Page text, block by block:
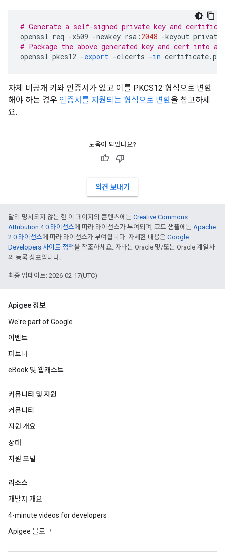
# Generate a self-signed private key and
openssl req -x509 -newkey rsa : 2048 -keyout private
# Package the above generated key and cert into a
openssl pkcs12 -export -clcerts -in certificate.pem
자체 비공개 키와 인증서가 있고 이를 PKCS12 형식으로 변환
해야 하는 경우 인증서를 지원되는 형식으로 변환을 참고하세
요.
도움이 되었나요?
의견 보내기
달리 명시되지 않는 한 이 페이지의 콘텐츠에는 Creative Commons
Attribution 4.0 라이선스에 따라 라이선스가 부여되며, 코드 샘플에는 Apache
2.0 라이선스에 따라 라이선스가 부여됩니다. 자세한 내용은 Google
Developers 사이트 정책을 참조하세요. 자바는 Oracle 및/또는 Oracle 계열사
의 등록 상표입니다.
최종 업데이트: 2026-02-17(UTC)
Apigee 정보
We're part of Google
이벤트
파트너
eBook 및 웹캐스트
커뮤니티 및 지원
커뮤니티
지원 개요
상태
지원 포털
리소스
개발자 개요
4-minute videos for developers
Apigee 블로그